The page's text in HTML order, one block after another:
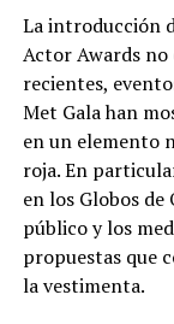
La introducción
Actor Awards no
recientes,
Met Gala han
en un elemento
roja. En
en los Globos
público y los
propuestas que
la vestimenta.